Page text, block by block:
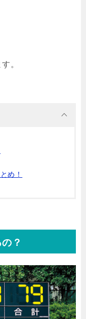
。
め！
？